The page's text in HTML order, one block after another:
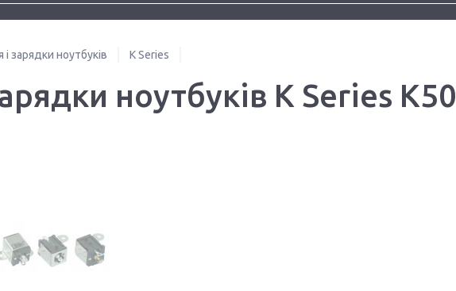
зарядки ноутбуків K Series
ноутбуків K Series K50